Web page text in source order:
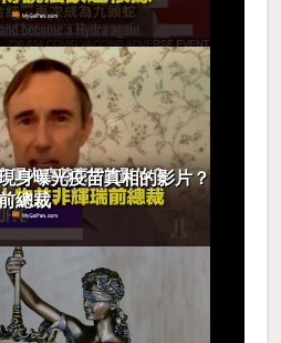
身曝光疫苗真相的影片？
總裁